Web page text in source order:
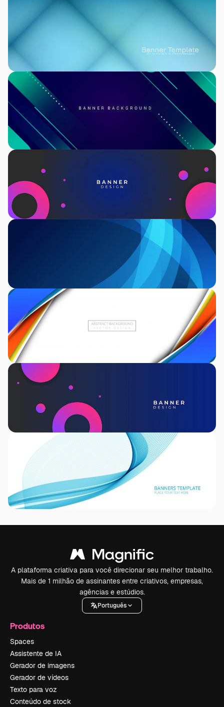
A plataforma criativa para você direcionar seu melhor trabalho.
Mais de 1 milhão de assinantes entre criativos, empresas,
agências e estúdios.
Português
Produtos
Spaces
Assistente de IA
Gerador de imagens
Gerador de vídeos
Texto para voz
Conteúdo de stock